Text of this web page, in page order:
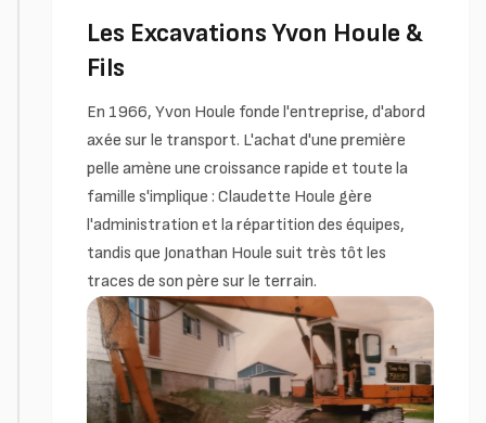
Les Excavations Yvon Houle &
Fils
En 1966, Yvon Houle fonde l'entreprise, d'abord
axée sur le transport. L'achat d'une première
pelle amène une croissance rapide et toute la
famille s'implique : Claudette Houle gère
l'administration et la répartition des équipes,
tandis que Jonathan Houle suit très tôt les
traces de son père sur le terrain.